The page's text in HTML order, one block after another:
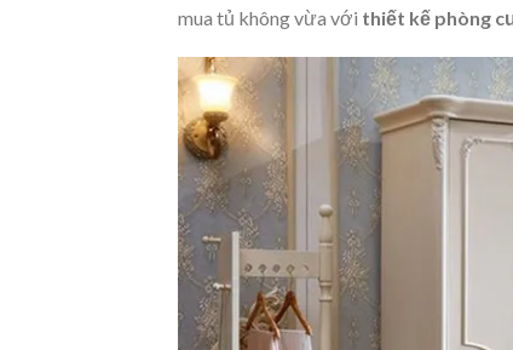
mua tủ không vừa với thiết kế phòng